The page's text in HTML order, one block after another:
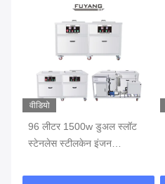
वीडियो
96 लीटर 1500w डुअल स्लॉट
स्टेनलेस स्टीलकेन इंजन
टैंक